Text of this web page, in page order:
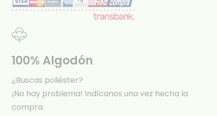
100% Algodón
¿Buscas poliéster?
¡No hay problema! Indícanos una vez hecha la
compra.